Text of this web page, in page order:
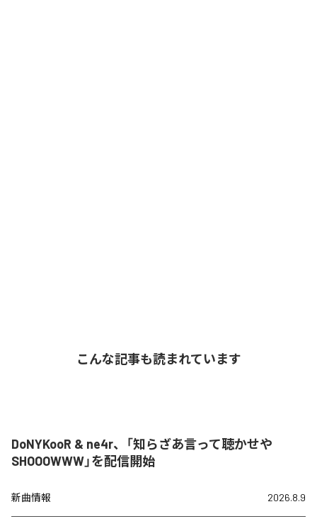
こんな記事も読まれています
DoNYKooR & ne4r、「知らざあ言って聴かせや
SHOOOWWW」を配信開始
新曲情報 2026.8.9